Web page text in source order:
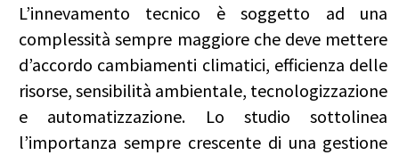
L’innevamento tecnico è soggetto ad una
complessità sempre maggiore che deve mettere
d’accordo cambiamenti climatici, efficienza delle
risorse, sensibilità ambientale, tecnologizzazione
e automatizzazione. Lo studio sottolinea
l’importanza sempre crescente di una gestione